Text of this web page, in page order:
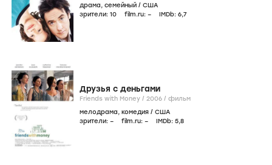
драма, семейный / США
зрители: 10 film.ru: – IMDb: 6,7
Друзья с деньгами
Friends with Money / 2006 / фильм
мелодрама, комедия / США
зрители: – film.ru: – IMDb: 5,8